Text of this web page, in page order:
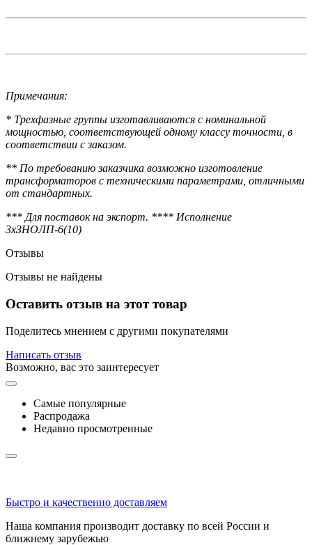
Примечания:
* Трехфазные группы изготавливаются с номинальной
мощностью, соответствующей одному классу точности, в
соответствии с заказом.
** По требованию заказчика возможно изготовление
трансформаторов с техническими параметрами, отличными
от стандартных.
*** Для поставок на экспорт. **** Исполнение
3хЗНОЛП-6(10)
Отзывы
Отзывы не найдены
Оставить отзыв на этот товар
Поделитесь мнением с другими покупателями
Написать отзыв
Возможно, вас это заинтересует
Самые популярные
Распродажа
Недавно просмотренные
Быстро и качественно доставляем
Наша компания производит доставку по всей России и
ближнему зарубежью